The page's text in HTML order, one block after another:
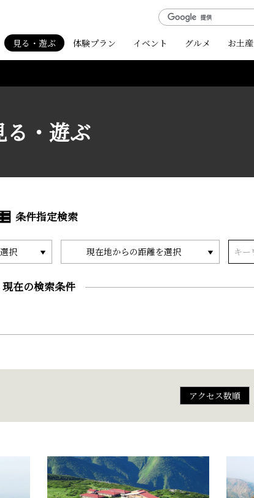
見る・遊ぶ 体験プラン イベント グルメ お土産
る・遊ぶ
条件指定検索
択 現在地からの距離を選択
現在の検索条件
アクセス数順